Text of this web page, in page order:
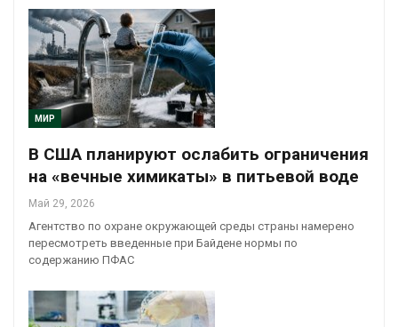
МИР
В США планируют ослабить ограничения
на «вечные химикаты» в питьевой воде
Май 29, 2026
Агентство по охране окружающей среды страны намерено
пересмотреть введенные при Байдене нормы по
содержанию ПФАС